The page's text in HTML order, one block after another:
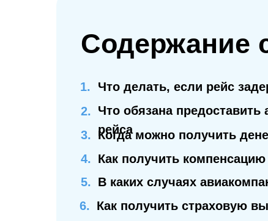
Содержание
2. Что обязана
рейса
Что делать, если рейс
3. Когда можно получить
4. Как получить
6. Как получить страховую
5. В каких случаях